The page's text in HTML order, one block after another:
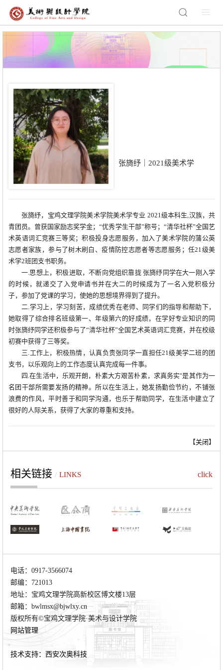
张旖纾｜2021级美术学
张旖纾，宝鸡文理学院美术学院美术学专业 2021级本科生,汉族，共
青团员。曾获国家励志奖学金；“优秀学生干部”称号；“清华社杯”全国艺
术英语词汇竞赛三等奖；积极投身志愿服务，加入了美术学院的蒲公英
志愿者家族，参与了树木刷白、疫情防控志愿者等志愿服务；任21级美
术学2班团支书职务。
一.思想上，积极进取，不断向党组织靠拢 张旖纾同学在大一刚入学
的时候，就递交了入党申请书并在大二的时候成为了一名入党积极分
子，参加了党课的学习，使她的思想境界得到了提升。
二.学习上，学习刻苦，成绩优秀在老师、同学们的指导和帮助下，
她取得了综合排名班级第一、年级第六的好成绩，在学好专业知识的同
时张旖纾同学还积极参与了“清华社杯”全国艺术英语词汇竞赛，并在校级
初赛中获得了三等奖。
三.工作上，积极热情，认真负责张同学一直担任21级美学二班的团
支书，以乐观向上的工作态度认真完成每一件事。
四.在生活中，乐观开朗，朴素大方艰苦朴素，求真务实"是其作为一
名团干部所需要发扬的精神。所以在生活上，她发扬勤俭节约，不铺张
浪费的作风，平时善于和同学沟通，也乐于帮助同学，在生活中建立了
很好的人际关系，获得了大家的尊重和支持。
【关闭 】
相关链接 / LINKS click
电话：0917-3566074
邮编：721013
地址：宝鸡文理学院高新校区博文楼13层
邮箱：bwlmsx@bjwlxy.cn
版权所有©宝鸡文理学院·美术与设计学院
网站管理
技术支持：西安次奥科技